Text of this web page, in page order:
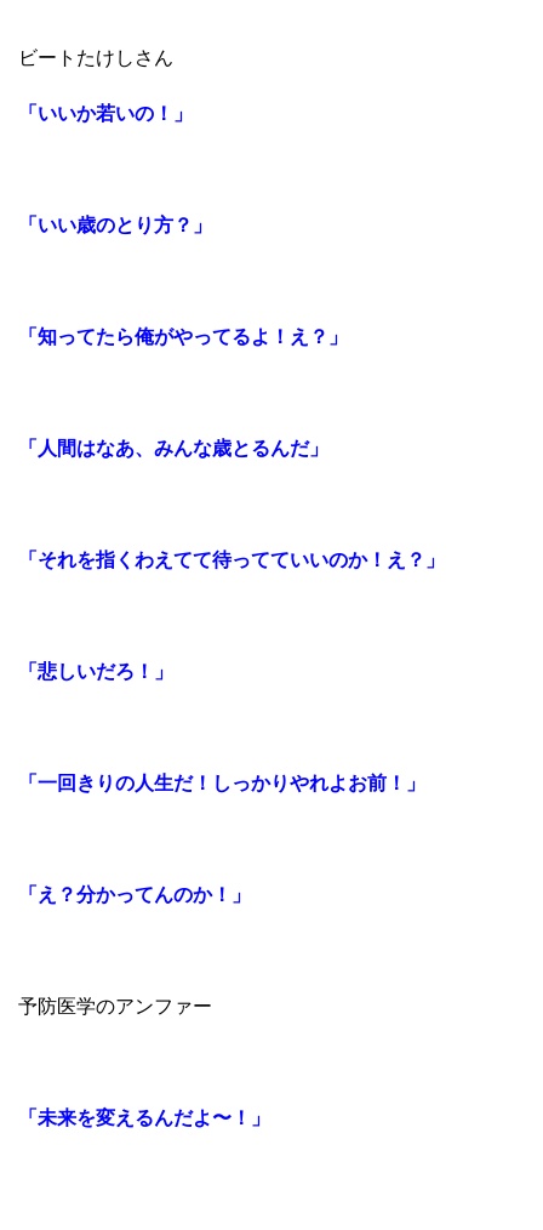
ビートたけしさん
「いいか若いの！」
「いい歳のとり方？」
「知ってたら俺がやってるよ！え？」
「人間はなあ、みんな歳とるんだ」
「それを指くわえてて待ってていいのか！え？」
「悲しいだろ！」
「一回きりの人生だ！しっかりやれよお前！」
「え？分かってんのか！」
予防医学のアンファー
「未来を変えるんだよ〜！」